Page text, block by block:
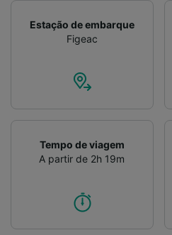
Estação de embarque
Figeac
Tempo de viagem
A partir de 2h 19m